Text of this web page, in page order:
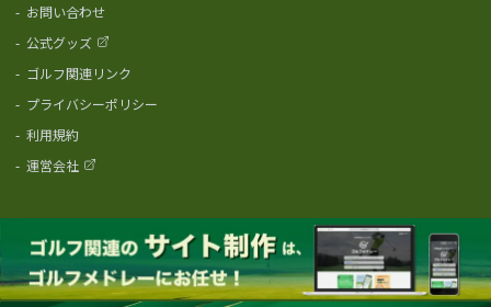
- お問い合わせ
- 公式グッズ
- ゴルフ関連リンク
- プライバシーポリシー
- 利用規約
- 運営会社